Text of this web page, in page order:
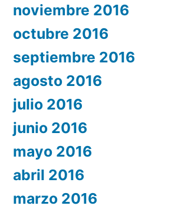
noviembre 2016
octubre 2016
septiembre 2016
agosto 2016
julio 2016
junio 2016
mayo 2016
abril 2016
marzo 2016